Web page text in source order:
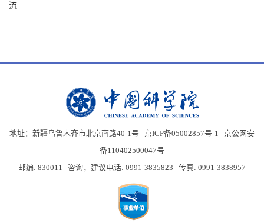
流
地址：新疆乌鲁木齐市北京南路40-1号 京ICP备05002857号-1 京公网安
备110402500047号
邮编: 830011 咨询，建议电话: 0991-3835823 传真: 0991-3838957